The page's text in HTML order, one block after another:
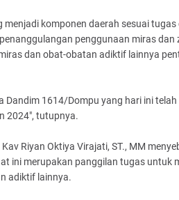
komponen daerah sesuai
penggunaan miras
dan obat-obatan adiktif lainnya
Dandim 1614/Dompu yang hari ini
2024", tutupnya.
Riyan Oktiya Virajati, ST., MM
ini merupakan panggilan tugas untuk
adiktif lainnya.